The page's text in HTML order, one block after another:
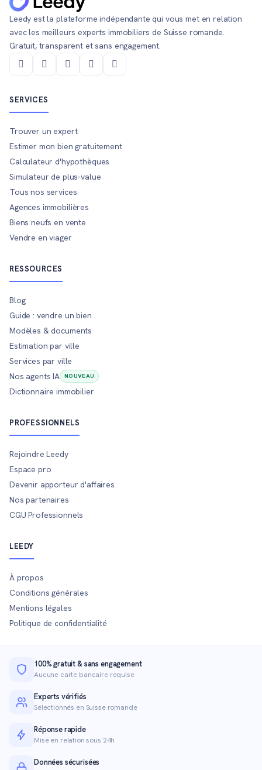
Leedy est la plateforme indépendante qui vous met en relation
avec les meilleurs experts immobiliers de Suisse romande.
Gratuit, transparent et sans engagement.
SERVICES
Trouver un expert
Estimer mon bien gratuitement
Calculateur d'hypothèques
Simulateur de plus-value
Tous nos services
Agences immobilières
Biens neufs en vente
Vendre en viager
RESSOURCES
Blog
Guide : vendre un bien
Modèles & documents
Estimation par ville
Services par ville
Nos agents IA
NOUVEAU
Dictionnaire immobilier
PROFESSIONNELS
Rejoindre Leedy
Espace pro
Devenir apporteur d'affaires
Nos partenaires
CGU Professionnels
LEEDY
À propos
Conditions générales
Mentions légales
Politique de confidentialité
100% gratuit & sans engagement
Aucune carte bancaire requise
Experts vérifiés
Sélectionnés en Suisse romande
Réponse rapide
Mise en relation sous 24h
Données sécurisées